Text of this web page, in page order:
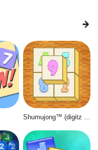
Shumujong™ (digitz mahjong)